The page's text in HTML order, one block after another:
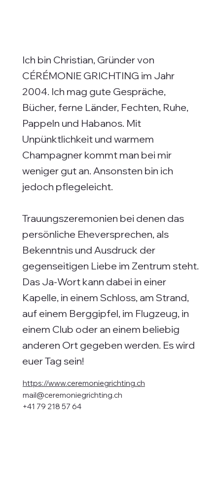
Ich bin Christian, Gründer von
CÉRÉMONIE GRICHTING im Jahr
2004. Ich mag gute Gespräche,
Bücher, ferne Länder, Fechten, Ruhe,
Pappeln und Habanos. Mit
Unpünktlichkeit und warmem
Champagner kommt man bei mir
weniger gut an. Ansonsten bin ich
jedoch pflegeleicht.
Trauungszeremonien bei denen das
persönliche Eheversprechen, als
Bekenntnis und Ausdruck der
gegenseitigen Liebe im Zentrum steht.
Das Ja-Wort kann dabei in einer
Kapelle, in einem Schloss, am Strand,
auf einem Berggipfel, im Flugzeug, in
einem Club oder an einem beliebig
anderen Ort gegeben werden. Es wird
euer Tag sein!
https://www.ceremoniegrichting.ch
mail@ceremoniegrichting.ch
+41 79 218 57 64